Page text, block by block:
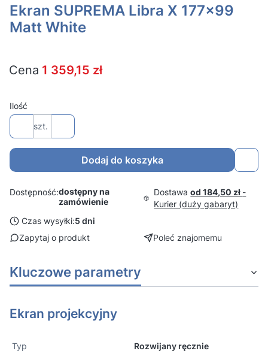
Ekran SUPREMA Libra X 177x99
Matt White
Cena 1 359,15 zł
Ilość
szt.
Dodaj do koszyka
Dostępność:dostępny na
zamówienie
Dostawaod 184,50 zł -
Kurier (duży gabaryt)
Czas wysyłki:5 dni
Zapytaj o produkt
Poleć znajomemu
Kluczowe parametry
Ekran projekcyjny
Typ Rozwijany ręcznie